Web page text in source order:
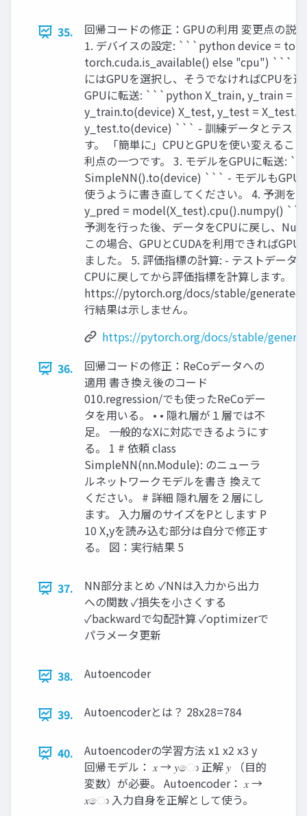
35.
回帰コードの修正：GPUの利用 変更点の説
1. デバイスの設定: ```python device =
torch.cuda.is_available() else "cpu") ``` -
にはGPUを選択し、そうでなければCPUを
GPUに転送: ```python X_train, y_train =
y_train.to(device) X_test, y_test =
y_test.to(device) ``` - 訓練データとテスト
す。 「簡単に」CPUとGPUを使い変えるこ
利点の一つです。 3. モデルをGPUに転送:
SimpleNN().to(device) ``` - モデルもGPU
使うように書き直してください。 4. 予測
y_pred = model(X_test).cpu().numpy() ```
予測を行った後、データをCPUに戻し、
この場合、GPUとCUDAを利用できれば
ました。 5. 評価指標の計算: - テストデータ
CPUに戻してから評価指標を計算します。
https://pytorch.org/docs/stable/
行結果は示しません。
https://pytorch.org/docs/stable/
36.
回帰コードの修正：ReCoデータへの
適用 書き換え後のコード
010.regression/でも使ったReCoデー
タを用いる。 • • 隠れ層が１層では不
足。 一般的なXに対応できるようにす
る。 1 # 依頼 class
SimpleNN(nn.Module): のニューラ
ルネットワークモデルを書き 換えて
ください。 # 詳細 隠れ層を２層にし
ます。 入力層のサイズをPとします P
10 X,yを読み込む部分は自分で修正す
る。 図：実行結果 5
37.
NN部分まとめ ✓NNは入力から出力
への関数 ✓損失を小さくする
✓backwardで勾配計算 ✓optimizerで
パラメータ更新
38. Autoencoder
39. Autoencoderとは？ 28x28=784
40.
Autoencoderの学習方法 x1 x2 x3 y
回帰モデル： 𝑥 → 𝑦ො 正解 𝑦 （目的
変数）が必要。 Autoencoder： 𝑥 →
𝑥ො 入力自身を正解として使う。